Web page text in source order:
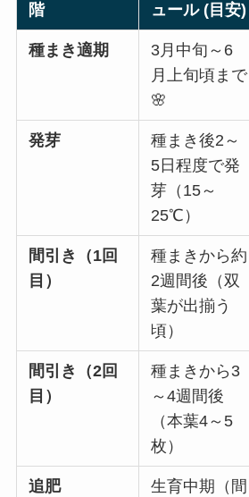
階 ュール (目安)
種まき適期
3月中旬～6
月上旬頃まで
🌸
発芽
種まき後2～
5日程度で発
芽（15～
25℃）
間引き（1回
目）
種まきから約
2週間後（双
葉が出揃う
頃）
間引き（2回
目）
種まきから3
～4週間後
（本葉4～5
枚）
追肥
生育中期（間